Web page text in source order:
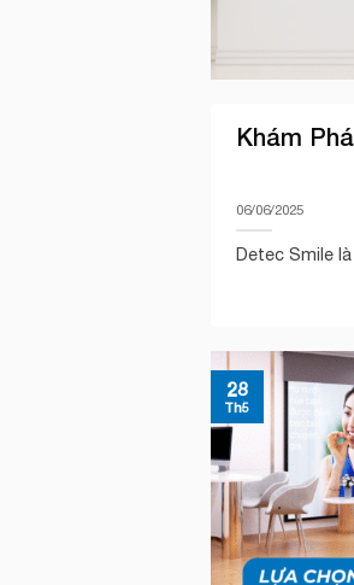
Khám
06/06/2025
Detec Smile
28
Th5